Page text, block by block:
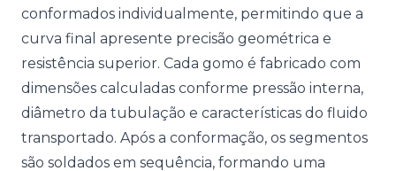
conformados individualmente, permitindo que a
curva final apresente precisão geométrica e
resistência superior. Cada gomo é fabricado com
dimensões calculadas conforme pressão interna,
diâmetro da tubulação e características do fluido
transportado. Após a conformação, os segmentos
são soldados em sequência, formando uma